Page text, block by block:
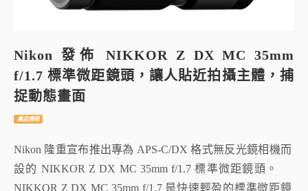
Nikon 發佈 NIKKOR Z DX MC 35mm
f/1.7 標準微距鏡頭，讓人貼近拍攝主體，捕
捉動態畫面
產品情報
Nikon 隆重宣布推出專為 APS-C/DX 格式無反光鏡相機而
設的 NIKKOR Z DX MC 35mm f/1.7 標準微距鏡頭。
NIKKOR Z DX MC 35mm f/1.7 是快速輕盈的標準微距鏡